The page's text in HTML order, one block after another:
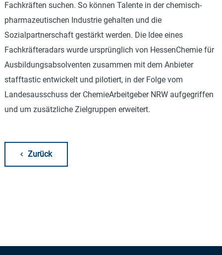
Fachkräften suchen. So können Talente in der chemisch-
pharmazeutischen Industrie gehalten und die
Sozialpartnerschaft gestärkt werden. Die Idee eines
Fachkräfteradars wurde ursprünglich von HessenChemie für
Ausbildungsabsolventen zusammen mit dem Anbieter
stafftastic entwickelt und pilotiert, in der Folge vom
Landesausschuss der ChemieArbeitgeber NRW aufgegriffen
und um zusätzliche Zielgruppen erweitert.
Zurück